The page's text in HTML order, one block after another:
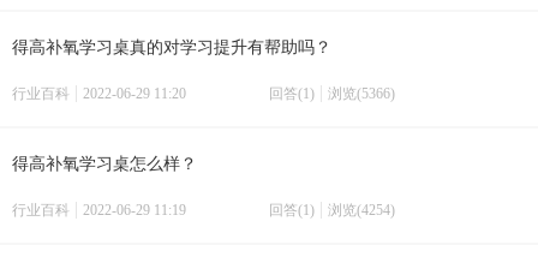
得高补氧学习桌真的对学习提升有帮助吗？
行业百科 2022-06-29 11:20 回答(1) 浏览(5366)
得高补氧学习桌怎么样？
行业百科 2022-06-29 11:19 回答(1) 浏览(4254)